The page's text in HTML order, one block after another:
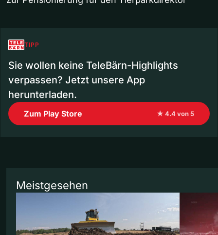
TIPP
Sie wollen keine TeleBärn-Highlights
verpassen? Jetzt unsere App
herunterladen.
Zum Play Store ★ 4.4 von 5
Meistgesehen